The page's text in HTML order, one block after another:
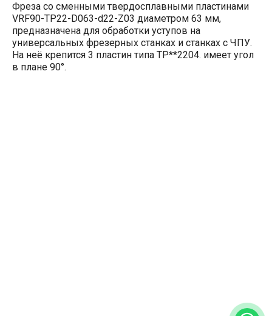
Фреза со сменными твердосплавными пластинами
VRF90-TP22-D063-d22-Z03 диаметром 63 мм,
предназначена для обработки уступов на
универсальных фрезерных станках и станках с ЧПУ.
На неё крепится 3 пластин типа TP**2204. имеет угол
в плане 90°.